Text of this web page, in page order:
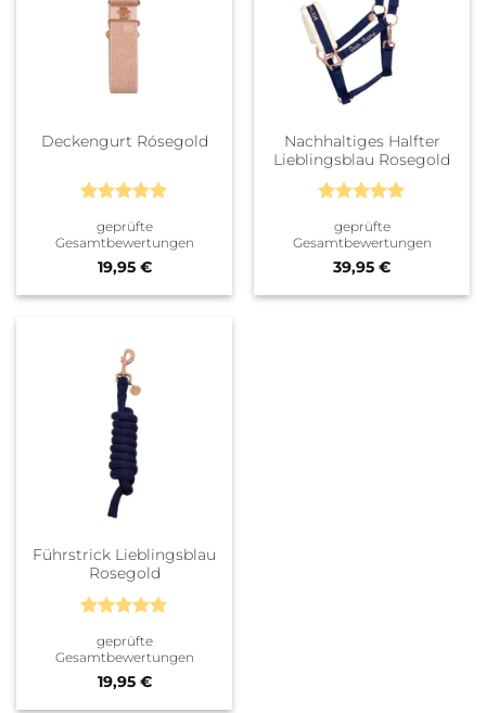
Deckengurt Rósegold
mit5von
5
geprüfte
Gesamtbewertungen
19,95 €
Nachhaltiges Halfter
Lieblingsblau Rosegold
mit5von
5
geprüfte
Gesamtbewertungen
39,95 €
Führstrick Lieblingsblau
Rosegold
mit5von
5
geprüfte
Gesamtbewertungen
19,95 €